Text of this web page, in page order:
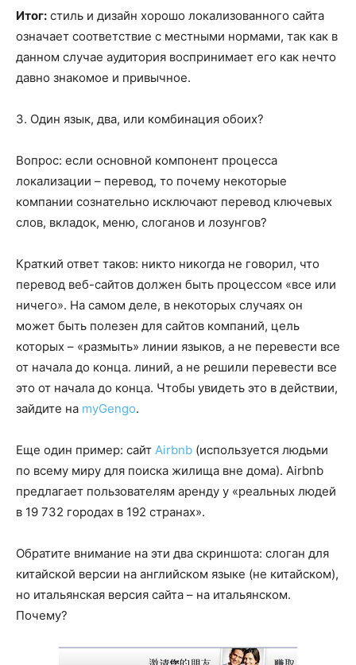
Итог: стиль и дизайн хорошо локализованного сайта
означает соответствие с местными нормами, так как в
данном случае аудитория воспринимает его как нечто
давно знакомое и привычное.
3. Один язык, два, или комбинация обоих?
Вопрос: если основной компонент процесса
локализации – перевод, то почему некоторые
компании сознательно исключают перевод ключевых
слов, вкладок, меню, слоганов и лозунгов?
Краткий ответ таков: никто никогда не говорил, что
перевод веб-сайтов должен быть процессом «все или
ничего». На самом деле, в некоторых случаях он
может быть полезен для сайтов компаний, цель
которых – «размыть» линии языков, а не перевести все
от начала до конца. линий, а не решили перевести все
это от начала до конца. Чтобы увидеть это в действии,
зайдите на myGengo.
Еще один пример: сайт Airbnb (используется людьми
по всему миру для поиска жилища вне дома). Airbnb
предлагает пользователям аренду у «реальных людей
в 19 732 городах в 192 странах».
Обратите внимание на эти два скриншота: слоган для
китайской версии на английском языке (не китайском),
но итальянская версия сайта – на итальянском.
Почему?